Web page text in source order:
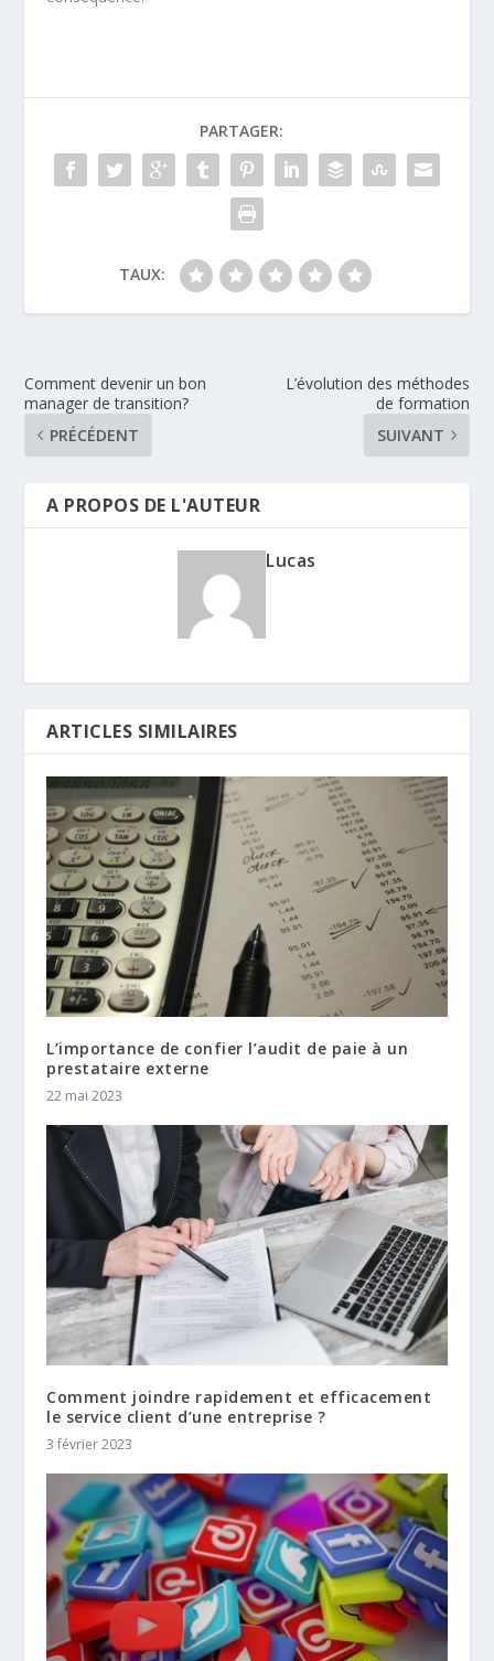
PARTAGER:
TAUX:
Comment devenir un bon
manager de transition?
PRÉCÉDENT
L’évolution des méthodes
de formation
SUIVANT
A PROPOS DE L'AUTEUR
Lucas
ARTICLES SIMILAIRES
L’importance de confier l’audit de paie à un
prestataire externe
22 mai 2023
Comment joindre rapidement et efficacement
le service client d’une entreprise ?
3 février 2023